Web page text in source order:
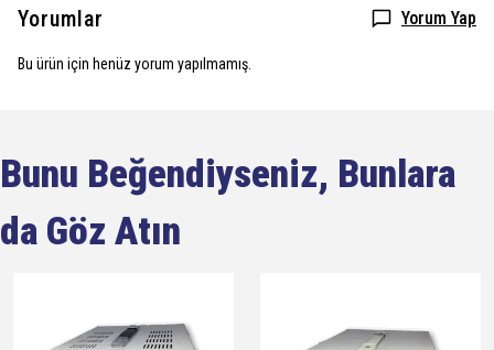
Yorumlar Yorum Yap
Bu ürün için henüz yorum yapılmamış.
Bunu Beğendiyseniz, Bunlara
da Göz Atın